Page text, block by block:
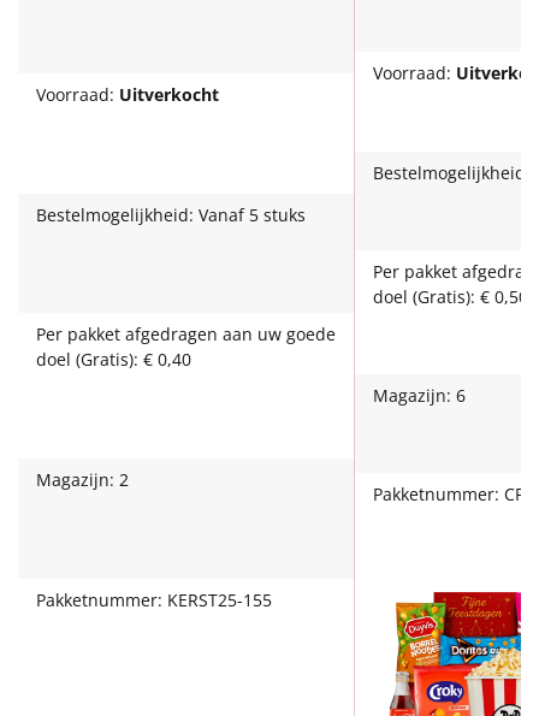
Vrouwen
Leuke
Uniek
Hitster
Tas
Voorraad: Uitverkocht
Bestelmogelijkheid: Vanaf 5 stuks
Per pakket afgedragen aan uw goede
doel (Gratis): € 0,40
Magazijn: 2
Pakketnummer: KERST25-155
Voorraad:
Bestelmogelijkheid:
Per pakket
doel (Gratis): € 0,50
Magazijn: 6
Pakketnummer: